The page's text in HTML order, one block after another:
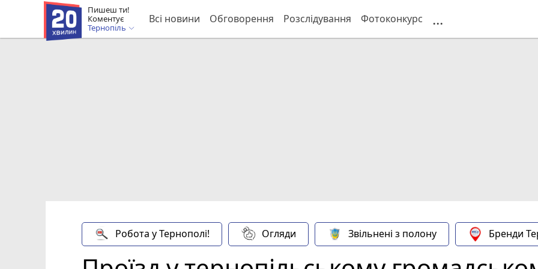
Пишеш ти!
Коментує
Тернопіль
Всі новини Обговорення Розслідування Фотоконкурс ...
Робота у Тернополі! Огляди Звільнені з полону Бренди